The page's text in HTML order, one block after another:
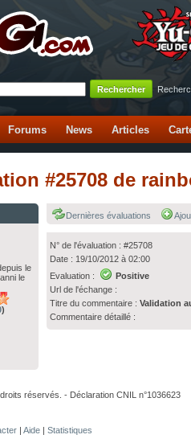
Forums News Articles
#25708 de
le
le
)
Dernières évaluations
N° de l'évaluation : #25708
Date : 19/10/2012 à 02:00
Evaluation :
Positive
Url de l'échange :
Titre du commentaire :Validation
Commentaire détaillé :
réservés. - Déclaration CNIL n°1036623
| Aide | Statistiques